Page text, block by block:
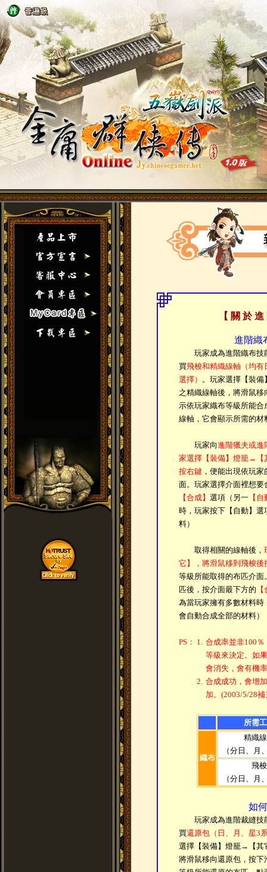
【 關 於
進階織
玩家成為進階織布技
買飛梭和精織線軸（均
選擇） 。玩家選擇【裝
之精織線軸後，將滑鼠
示依玩家織布等級所能
線軸，它會顯示所需的材
玩家向進階獵夫或進
家選擇【裝備】燈籠→【
按右鍵 ，便能出現依玩
面。玩家選擇介面裡想
【合成】 選項（另一 【
時，玩家按下【自動】
料）
取得相關的線軸後，
它】，將滑鼠移到飛梭後
等級所能取得的布匹介
匹後，按介面最下方的
為當玩家擁有多數材料
會自動合成全部的材料）
PS： 1. 合成率並非100
等級來決定。如
會消失，會有機
2. 合成成功，會增
加。(2003/5/28補
所需
織布
精織
（分日、月
飛梭
（分日、月
如
玩家成為進階裁縫技
買還原包（日、月、星3
選擇【裝備】燈籠→【其
將滑鼠移向還原包，按